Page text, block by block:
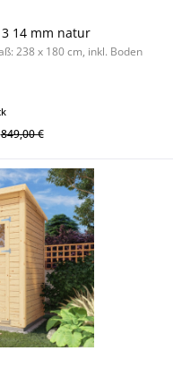
14 mm natur
238 x 180 cm, inkl. Boden
849,00 €